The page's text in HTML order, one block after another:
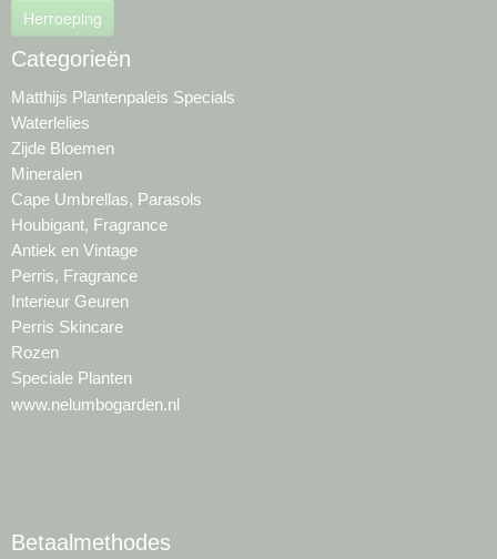
Herroeping
Categorieën
Matthijs Plantenpaleis Specials
Waterlelies
Zijde Bloemen
Mineralen
Cape Umbrellas, Parasols
Houbigant, Fragrance
Antiek en Vintage
Perris, Fragrance
Interieur Geuren
Perris Skincare
Rozen
Speciale Planten
www.nelumbogarden.nl
Betaalmethodes